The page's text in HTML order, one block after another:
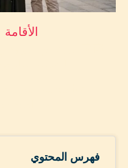
الأقامة
فهرس المحتوي